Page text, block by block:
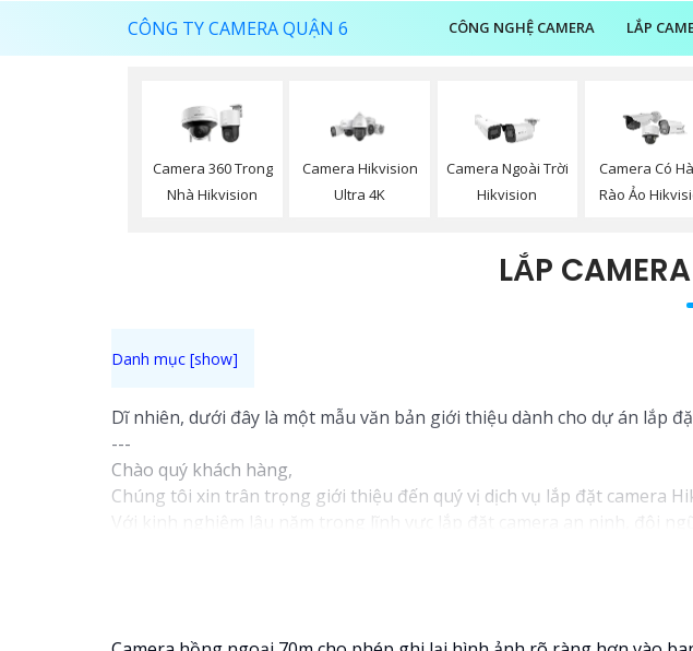
CÔNG TY CAMERA QUẬN 6 CÔNG NGHỆ CAMERA LẮP
Camera 360 Trong
Nhà Hikvision
Camera Hikvision
Ultra 4K
Camera Ngoài Trời
Hikvision
Camera Có
Rào Ảo
LẮP
Dĩ nhiên, dưới đây là một mẫu văn bản giới thiệu dành cho dự án lắp
---
Chào quý khách hàng,
Chúng tôi xin trân trọng giới thiệu đến quý vị dịch vụ lắp đặt camera
Với kinh nghiệm lâu năm trong lĩnh vực lắp đặt camera an ninh, đội
Camera của Hikvision được biết đến là một trong những thương hiệu
chất lượng hình ảnh sắc